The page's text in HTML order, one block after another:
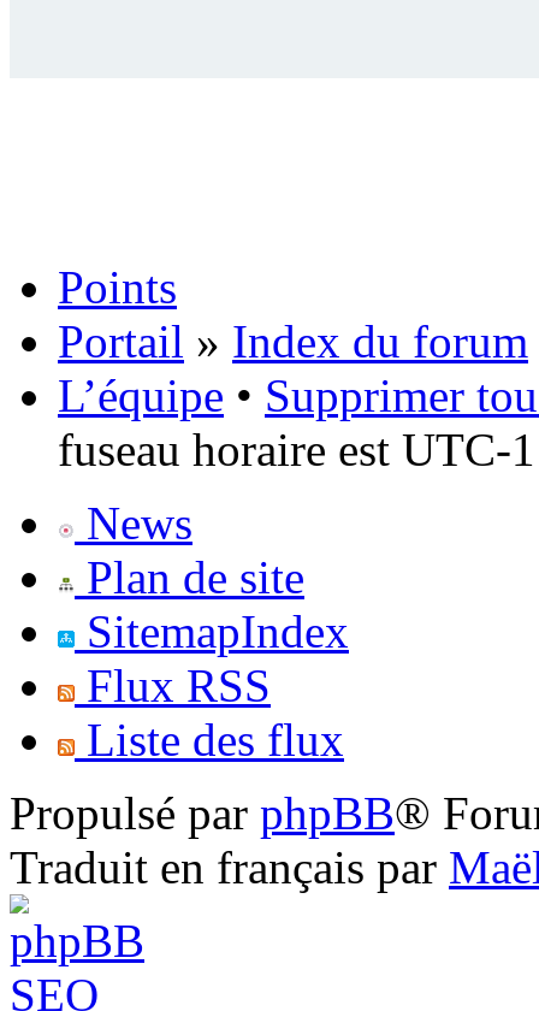
Points
Portail » Index du forum
L’équipe • Supprimer
fuseau horaire est UTC-
News
Plan de site
SitemapIndex
Flux RSS
Liste des flux
Propulsé par phpBB®
Traduit en français par